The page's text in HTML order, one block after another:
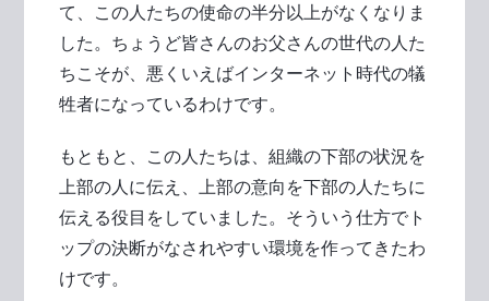
て、この人たちの使命の半分以上がなくなりま
した。ちょうど皆さんのお父さんの世代の人た
ちこそが、悪くいえばインターネット時代の犠
牲者になっているわけです。
もともと、この人たちは、組織の下部の状況を
上部の人に伝え、上部の意向を下部の人たちに
伝える役目をしていました。そういう仕方でト
ップの決断がなされやすい環境を作ってきたわ
けです。